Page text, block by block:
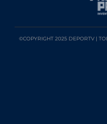
©COPYRIGHT 2025 DEPORTV |